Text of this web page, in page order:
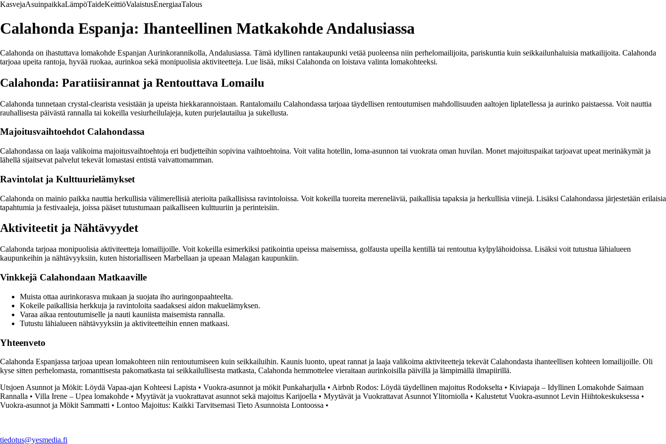
KasvejaAsuinpaikkaLämpöTaideKeittiöValaistusEnergiaaTalous
Calahonda Espanja: Ihanteellinen Matkakohde Andalusiassa
Calahonda on ihastuttava lomakohde Espanjan Aurinkorannikolla, Andalusiassa. Tämä idyllinen rantakaupunki vetää puoleensa niin perhelomailijoita, pariskuntia kuin seikkailunhaluisia matkailijoita. Calahonda
tarjoaa upeita rantoja, hyvää ruokaa, aurinkoa sekä monipuolisia aktiviteetteja. Lue lisää, miksi Calahonda on loistava valinta lomakohteeksi.
Calahonda: Paratiisirannat ja Rentouttava Lomailu
Calahonda tunnetaan crystal-clearista vesistään ja upeista hiekkarannoistaan. Rantalomailu Calahondassa tarjoaa täydellisen rentoutumisen mahdollisuuden aaltojen liplatellessa ja aurinko paistaessa. Voit nauttia
rauhallisesta päivästä rannalla tai kokeilla vesiurheilulajeja, kuten purjelautailua ja sukellusta.
Majoitusvaihtoehdot Calahondassa
Calahondassa on laaja valikoima majoitusvaihtoehtoja eri budjetteihin sopivina vaihtoehtoina. Voit valita hotellin, loma-asunnon tai vuokrata oman huvilan. Monet majoituspaikat tarjoavat upeat merinäkymät ja
lähellä sijaitsevat palvelut tekevät lomastasi entistä vaivattomamman.
Ravintolat ja Kulttuurielämykset
Calahonda on mainio paikka nauttia herkullisia välimerellisiä aterioita paikallisissa ravintoloissa. Voit kokeilla tuoreita mereneläviä, paikallisia tapaksia ja herkullisia viinejä. Lisäksi Calahondassa järjestetään erilaisia
tapahtumia ja festivaaleja, joissa pääset tutustumaan paikalliseen kulttuuriin ja perinteisiin.
Aktiviteetit ja Nähtävyydet
Calahonda tarjoaa monipuolisia aktiviteetteja lomailijoille. Voit kokeilla esimerkiksi patikointia upeissa maisemissa, golfausta upeilla kentillä tai rentoutua kylpylähoidoissa. Lisäksi voit tutustua lähialueen
kaupunkeihin ja nähtävyyksiin, kuten historialliseen Marbellaan ja upeaan Malagan kaupunkiin.
Vinkkejä Calahondaan Matkaaville
Muista ottaa aurinkorasva mukaan ja suojata iho auringonpaahteelta.
Kokeile paikallisia herkkuja ja ravintoloita saadaksesi aidon makuelämyksen.
Varaa aikaa rentoutumiselle ja nauti kauniista maisemista rannalla.
Tutustu lähialueen nähtävyyksiin ja aktiviteetteihin ennen matkaasi.
Yhteenveto
Calahonda Espanjassa tarjoaa upean lomakohteen niin rentoutumiseen kuin seikkailuihin. Kaunis luonto, upeat rannat ja laaja valikoima aktiviteetteja tekevät Calahondasta ihanteellisen kohteen lomailijoille. Oli
kyse sitten perhelomasta, romanttisesta pakomatkasta tai seikkailullisesta matkasta, Calahonda hemmottelee vieraitaan aurinkoisilla päivillä ja lämpimällä ilmapiirillä.
Utsjoen Asunnot ja Mökit: Löydä Vapaa-ajan Kohteesi Lapista • Vuokra-asunnot ja mökit Punkaharjulla • Airbnb Rodos: Löydä täydellinen majoitus Rodokselta • Kiviapaja – Idyllinen Lomakohde Saimaan
Rannalla • Villa Irene – Upea lomakohde • Myytävät ja vuokrattavat asunnot sekä majoitus Karijoella • Myytävät ja Vuokrattavat Asunnot Ylitorniolla • Kalustetut Vuokra-asunnot Levin Hiihtokeskuksessa •
Vuokra-asunnot ja Mökit Sammatti • Lontoo Majoitus: Kaikki Tarvitsemasi Tieto Asunnoista Lontoossa •
tiedotus@yesmedia.fi